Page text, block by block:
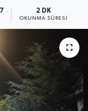
2 DK
OKUNMA SÜRESI